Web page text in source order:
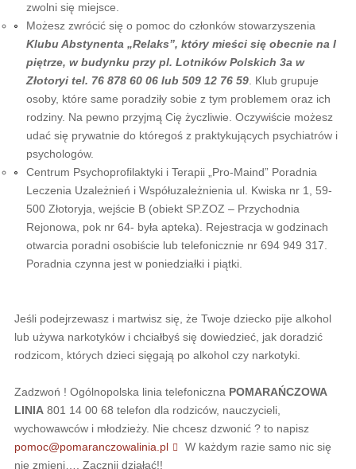
zwolni się miejsce.
Możesz zwrócić się o pomoc do członków stowarzyszenia
Klubu Abstynenta „Relaks”, który mieści się obecnie na I
piętrze, w budynku przy pl. Lotników Polskich 3a w
Złotoryi tel. 76 878 60 06 lub 509 12 76 59. Klub grupuje
osoby, które same poradziły sobie z tym problemem oraz ich
rodziny. Na pewno przyjmą Cię życzliwie. Oczywiście możesz
udać się prywatnie do któregoś z praktykujących psychiatrów i
psychologów.
Centrum Psychoprofilaktyki i Terapii „Pro-Maind” Poradnia
Leczenia Uzależnień i Współuzależnienia ul. Kwiska nr 1, 59-
500 Złotoryja, wejście B (obiekt SP.ZOZ – Przychodnia
Rejonowa, pok nr 64- była apteka). Rejestracja w godzinach
otwarcia poradni osobiście lub telefonicznie nr 694 949 317.
Poradnia czynna jest w poniedziałki i piątki.
Jeśli podejrzewasz i martwisz się, że Twoje dziecko pije alkohol
lub używa narkotyków i chciałbyś się dowiedzieć, jak doradzić
rodzicom, których dzieci sięgają po alkohol czy narkotyki.
Zadzwoń ! Ogólnopolska linia telefoniczna POMARAŃCZOWA
LINIA801 14 00 68 telefon dla rodziców, nauczycieli,
wychowawców i młodzieży. Nie chcesz dzwonić ? to napisz
pomoc@pomaranczowalinia.pl
W każdym razie samo nic się
nie zmieni…. Zacznij działać!!